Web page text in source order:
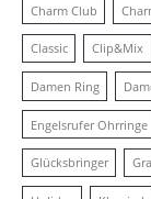
Charm Club
Classic Clip&Mix
Damen Ring
Engelsrufer Ohrringe
Glücksbringer